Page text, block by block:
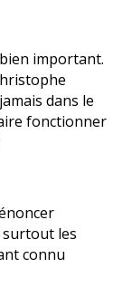
important.
dans le
fonctionner
les
connu